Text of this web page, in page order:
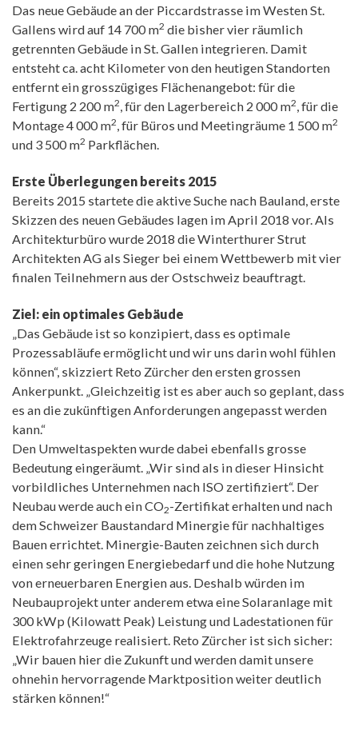
Das neue Gebäude an der Piccardstrasse im Westen St.
Gallens wird auf 14 700 m2 die bisher vier räumlich
getrennten Gebäude in St. Gallen integrieren. Damit
entsteht ca. acht Kilometer von den heutigen Standorten
entfernt ein grosszügiges Flächenangebot: für die
Fertigung 2 200 m2, für den Lagerbereich 2 000 m2, für die
Montage 4 000 m2, für Büros und Meetingräume 1 500 m2
und 3 500 m2 Parkflächen.
Erste Überlegungen bereits 2015
Bereits 2015 startete die aktive Suche nach Bauland, erste
Skizzen des neuen Gebäudes lagen im April 2018 vor. Als
Architekturbüro wurde 2018 die Winterthurer Strut
Architekten AG als Sieger bei einem Wettbewerb mit vier
finalen Teilnehmern aus der Ostschweiz beauftragt.
Ziel: ein optimales Gebäude
„Das Gebäude ist so konzipiert, dass es optimale
Prozessabläufe ermöglicht und wir uns darin wohl fühlen
können“, skizziert Reto Zürcher den ersten grossen
Ankerpunkt. „Gleichzeitig ist es aber auch so geplant, dass
es an die zukünftigen Anforderungen angepasst werden
kann.“
Den Umweltaspekten wurde dabei ebenfalls grosse
Bedeutung eingeräumt. „Wir sind als in dieser Hinsicht
vorbildliches Unternehmen nach ISO zertifiziert“. Der
Neubau werde auch ein CO2-Zertifikat erhalten und nach
dem Schweizer Baustandard Minergie für nachhaltiges
Bauen errichtet. Minergie-Bauten zeichnen sich durch
einen sehr geringen Energiebedarf und die hohe Nutzung
von erneuerbaren Energien aus. Deshalb würden im
Neubauprojekt unter anderem etwa eine Solaranlage mit
300 kWp (Kilowatt Peak) Leistung und Ladestationen für
Elektrofahrzeuge realisiert. Reto Zürcher ist sich sicher:
„Wir bauen hier die Zukunft und werden damit unsere
ohnehin hervorragende Marktposition weiter deutlich
stärken können!“